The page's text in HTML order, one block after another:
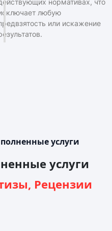
нормативах, что
любую
или искажение
услуги
услуги
Рецензии